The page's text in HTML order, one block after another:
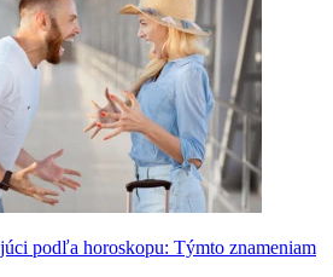
podľa horoskopu: Týmto znameniam